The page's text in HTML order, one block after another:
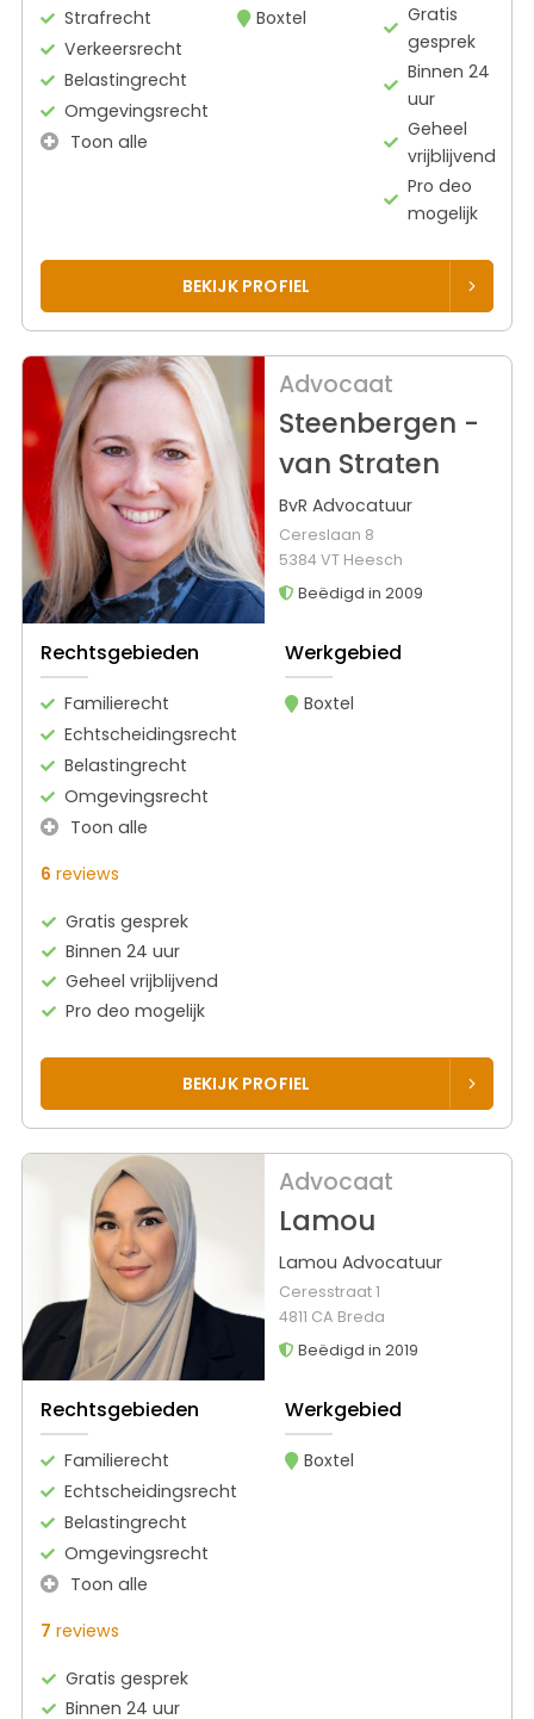
Strafrecht
Verkeersrecht
Belastingrecht
Omgevingsrecht
Toon alle
Boxtel
Gratis
gesprek
Binnen 24
uur
Geheel
vrijblijvend
Pro deo
mogelijk
BEKIJK PROFIEL
Advocaat
Steenbergen -
van Straten
BvR Advocatuur
Cereslaan 8
5384 VT Heesch
Beëdigd in 2009
Rechtsgebieden
Familierecht
Echtscheidingsrecht
Belastingrecht
Omgevingsrecht
Toon alle
Werkgebied
Boxtel
6 reviews
Gratis gesprek
Binnen 24 uur
Geheel vrijblijvend
Pro deo mogelijk
BEKIJK PROFIEL
Advocaat
Lamou
Lamou Advocatuur
Ceresstraat 1
4811 CA Breda
Beëdigd in 2019
Rechtsgebieden
Familierecht
Echtscheidingsrecht
Belastingrecht
Omgevingsrecht
Toon alle
Werkgebied
Boxtel
7 reviews
Gratis gesprek
Binnen 24 uur